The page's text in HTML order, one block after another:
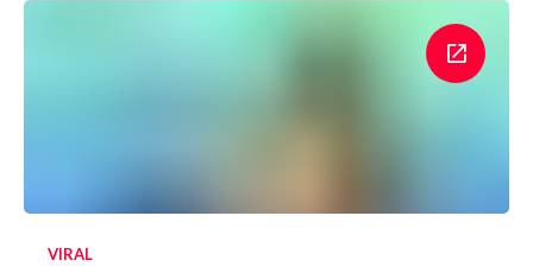
VIRAL